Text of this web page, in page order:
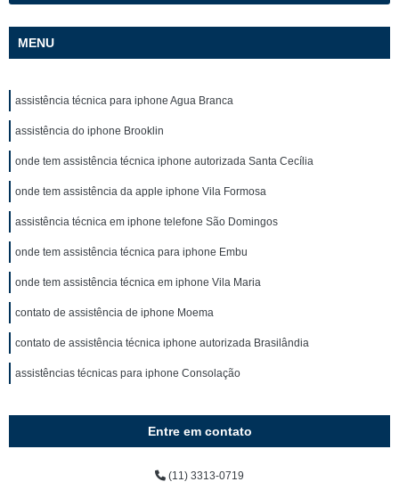
MENU
assistência técnica para iphone Agua Branca
assistência do iphone Brooklin
onde tem assistência técnica iphone autorizada Santa Cecília
onde tem assistência da apple iphone Vila Formosa
assistência técnica em iphone telefone São Domingos
onde tem assistência técnica para iphone Embu
onde tem assistência técnica em iphone Vila Maria
contato de assistência de iphone Moema
contato de assistência técnica iphone autorizada Brasilândia
assistências técnicas para iphone Consolação
Entre em contato
(11) 3313-0719